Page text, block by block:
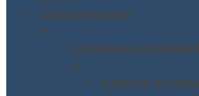
Consulenze per
▼
Consulenze
▼
Sistema di